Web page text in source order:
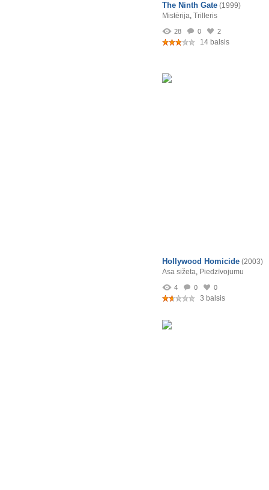
The Ninth Gate (1999)
Mistērija, Trilleris
28 0 2
14 balsis
Hollywood Homicide (2003)
Asa sižeta, Piedzīvojumu
4 0 0
3 balsis